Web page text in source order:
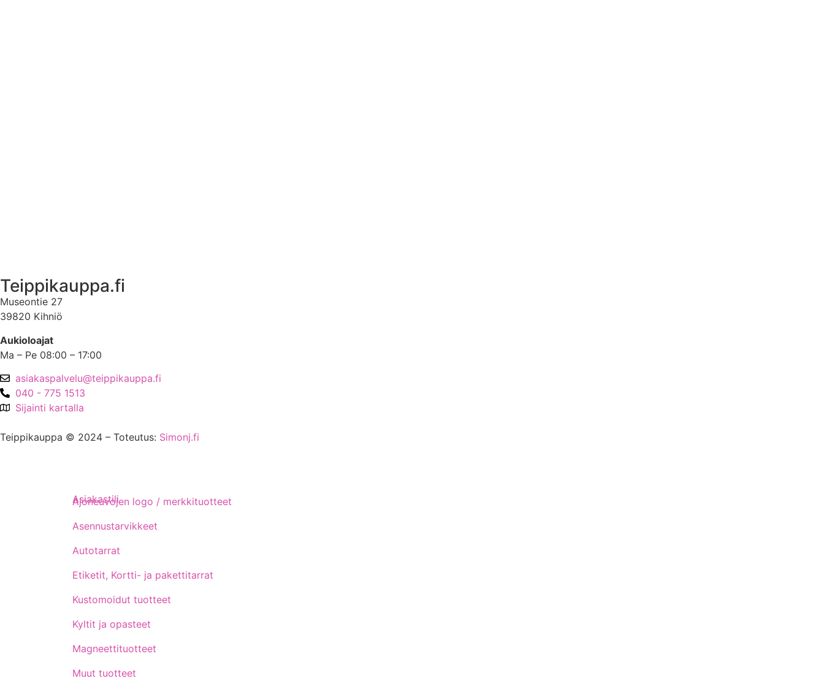
Teippikauppa.fi
Museontie 27
39820 Kihniö
Aukioloajat
Ma – Pe 08:00 – 17:00
asiakaspalvelu@teippikauppa.fi
040 - 775 1513
Sijainti kartalla
Teippikauppa © 2024 – Toteutus: Simonj.fi
Ajoneuvojen logo / merkkituotteet
Asennustarvikkeet
Autotarrat
Etiketit, Kortti- ja pakettitarrat
Kustomoidut tuotteet
Kyltit ja opasteet
Magneettituotteet
Muut tuotteet
Asiakastili